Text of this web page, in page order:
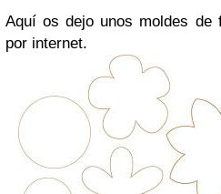
Aquí os dejo unos moldes de
por internet.